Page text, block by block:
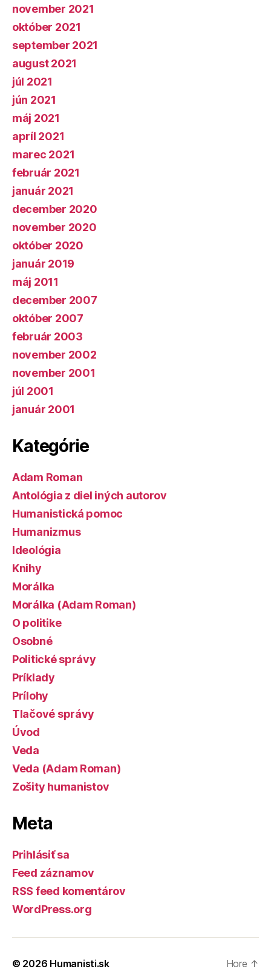
november 2021
október 2021
september 2021
august 2021
júl 2021
jún 2021
máj 2021
apríl 2021
marec 2021
február 2021
január 2021
december 2020
november 2020
október 2020
január 2019
máj 2011
december 2007
október 2007
február 2003
november 2002
november 2001
júl 2001
január 2001
Kategórie
Adam Roman
Antológia z diel iných autorov
Humanistická pomoc
Humanizmus
Ideológia
Knihy
Morálka
Morálka (Adam Roman)
O politike
Osobné
Politické správy
Príklady
Prílohy
Tlačové správy
Úvod
Veda
Veda (Adam Roman)
Zošity humanistov
Meta
Prihlásiť sa
Feed záznamov
RSS feed komentárov
WordPress.org
© 2026 Humanisti.sk Hore ↑